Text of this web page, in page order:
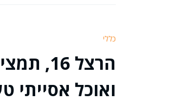
כללי
הרצל
ואוכל אסייתי